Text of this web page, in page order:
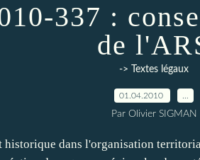
337 :
de
-> Textes légaux
01.04.2010
Par Olivier SIGMAN
historique dans l'organisation